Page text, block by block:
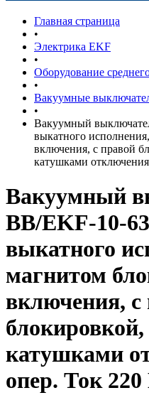
Главная страница
•
Электрика EKF
•
Оборудование
•
Вакуумные
•
Вакуумный
выкатного
включения, с правой
катушками
Вакуумный
BB/EKF-10-
выкатного
магнитом
включения, с
катушками
опер. Ток